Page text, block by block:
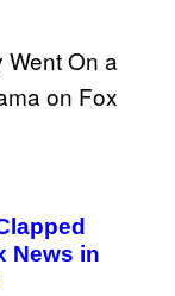
News in